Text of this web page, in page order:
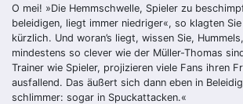
O mei! »Die Hemmschwelle, Spieler zu
beleidigen, liegt immer niedriger«, so klagten
kürzlich. Und woran’s liegt, wissen Sie,
mindestens so clever wie der Müller-Thomas
Trainer wie Spieler, projizieren viele Fans ihren
ausfallend. Das äußert sich dann eben in
schlimmer: sogar in Spuckattacken.«